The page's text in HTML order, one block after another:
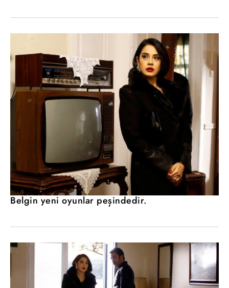
Belgin yeni oyunlar peşindedir.